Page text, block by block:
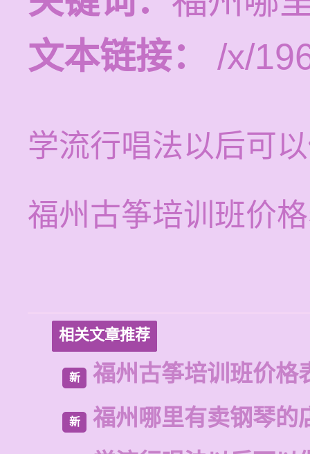
文本链接：
/x/
学流行唱法以后可
福州古筝培训班价
相关文章推荐
新 福州古筝培训班价格
新
福州哪里有卖钢琴的